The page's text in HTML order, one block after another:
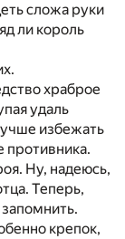
сложа руки
ли король
храброе
удаль
избежать
противника.
Ну, надеюсь,
Теперь,
крепок,